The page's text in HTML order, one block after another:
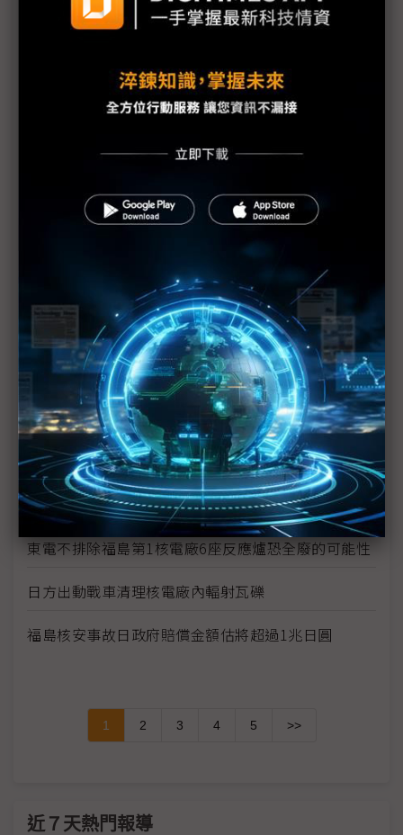
東電：福島第1核電廠地下水受到污染
IAEA上修福島核電廠疏散區碘131數值
福島第1核電廠可能整個封廠
福島核電廠第1~4號反應爐將廢爐
福島核災沒完沒了 電廠周邊驗出鈽
1千萬倍輻射量搞烏龍 東電下修至10萬倍
福島1號核電廠1、2號爐污水出現輻射濃度超標
福島第1核電廠3號機傳有3名員工受輻射污染 2名送
醫
福島23日清晨發生規模5餘震 日方表示不影響福島
核電廠復原作業
日相菅直人說明福島第1核電廠反應爐現況
福島第1核電廠附近海水輻射物質嚴重超標
東電不排除福島第1核電廠6座反應爐恐全廢的可能性
日方出動戰車清理核電廠內輻射瓦礫
福島核安事故日政府賠償金額估將超過1兆日圓
1 2 3 4 5 >>
近７天熱門報導